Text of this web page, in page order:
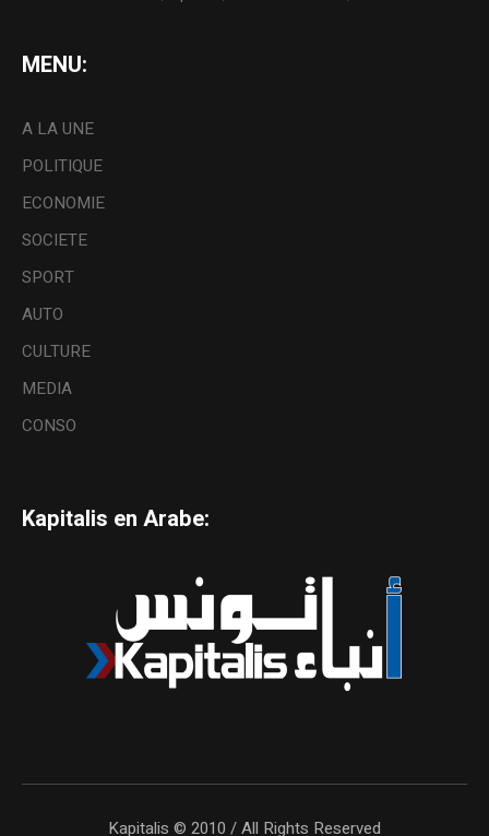
MENU:
A LA UNE
POLITIQUE
ECONOMIE
SOCIETE
SPORT
AUTO
CULTURE
MEDIA
CONSO
Kapitalis en Arabe:
Kapitalis © 2010 / All Rights Reserved